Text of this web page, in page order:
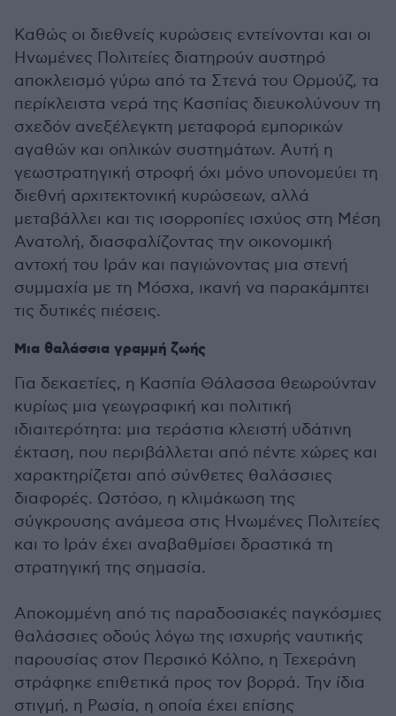
Καθώς οι διεθνείς κυρώσεις εντείνονται και οι
Ηνωμένες Πολιτείες διατηρούν αυστηρό
αποκλεισμό γύρω από τα Στενά του Ορμούζ, τα
περίκλειστα νερά της Κασπίας διευκολύνουν τη
σχεδόν ανεξέλεγκτη μεταφορά εμπορικών
αγαθών και οπλικών συστημάτων. Αυτή η
γεωστρατηγική στροφή όχι μόνο υπονομεύει τη
διεθνή αρχιτεκτονική κυρώσεων, αλλά
μεταβάλλει και τις ισορροπίες ισχύος στη Μέση
Ανατολή, διασφαλίζοντας την οικονομική
αντοχή του Ιράν και παγιώνοντας μια στενή
συμμαχία με τη Μόσχα, ικανή να παρακάμπτει
τις δυτικές πιέσεις.
Μια θαλάσσια γραμμή ζωής
Για δεκαετίες, η Κασπία Θάλασσα θεωρούνταν
κυρίως μια γεωγραφική και πολιτική
ιδιαιτερότητα: μια τεράστια κλειστή υδάτινη
έκταση, που περιβάλλεται από πέντε χώρες και
χαρακτηρίζεται από σύνθετες θαλάσσιες
διαφορές. Ωστόσο, η κλιμάκωση της
σύγκρουσης ανάμεσα στις Ηνωμένες Πολιτείες
και το Ιράν έχει αναβαθμίσει δραστικά τη
στρατηγική της σημασία.
Αποκομμένη από τις παραδοσιακές παγκόσμιες
θαλάσσιες οδούς λόγω της ισχυρής ναυτικής
παρουσίας στον Περσικό Κόλπο, η Τεχεράνη
στράφηκε επιθετικά προς τον βορρά. Την ίδια
στιγμή, η Ρωσία, η οποία έχει επίσης